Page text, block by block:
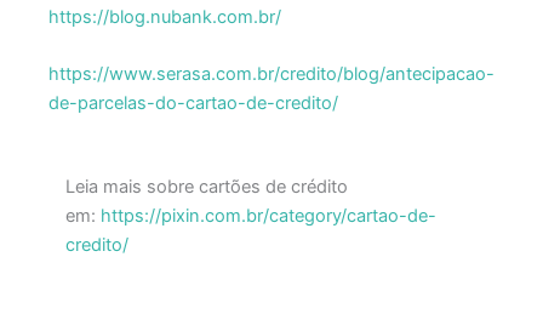
https://blog.nubank.com.br/
https://www.serasa.com.br/credito/blog/antecipacao-
de-parcelas-do-cartao-de-credito/
Leia mais sobre cartões de crédito
em: https://pixin.com.br/category/cartao-de-
credito/